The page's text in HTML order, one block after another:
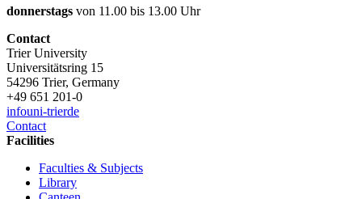
donnerstags von 11.00 bis 13.00 Uhr
Contact
Trier University
Universitätsring 15
54296 Trier, Germany
+49 651 201-0
infouni-trierde
Contact
Facilities
Faculties & Subjects
Library